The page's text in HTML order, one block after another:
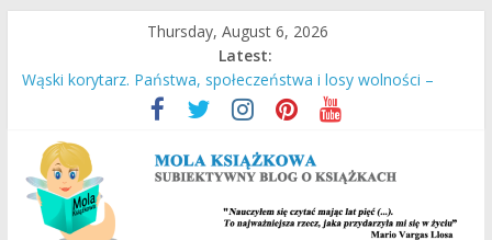
content
Thursday, August 6, 2026
Latest:
Wąski korytarz. Państwa, społeczeństwa i losy wolności –
Daron Acemoglu, James A. Robinson
Stara Słaboniowa i spiekładuchy – Joanna Łańcucka
Ucieczka z Sobiboru – Thomas Toivi Blatt
Empuzjon – Olga Tokarczuk
Miasto w chmurach – Antony Doerr